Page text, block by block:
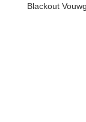
Blackout